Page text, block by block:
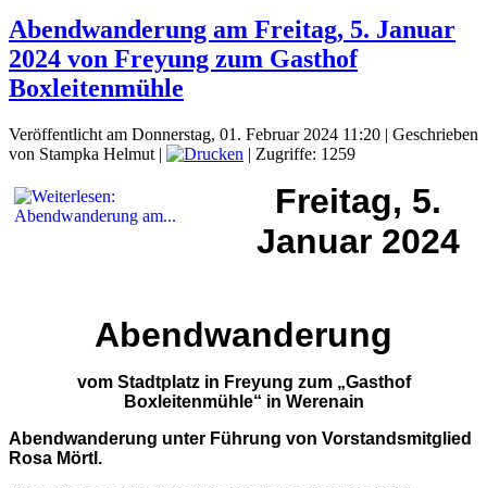
Abendwanderung am Freitag, 5. Januar
2024 von Freyung zum Gasthof
Boxleitenmühle
Veröffentlicht am Donnerstag, 01. Februar 2024 11:20 | Geschrieben
von Stampka Helmut | | Zugriffe: 1259
Freitag, 5.
Januar 2024
Abendwanderung
vom Stadtplatz in Freyung zum „Gasthof
Boxleitenmühle“ in Werenain
Abendwanderung unter Führung von Vorstandsmitglied
Rosa Mörtl.